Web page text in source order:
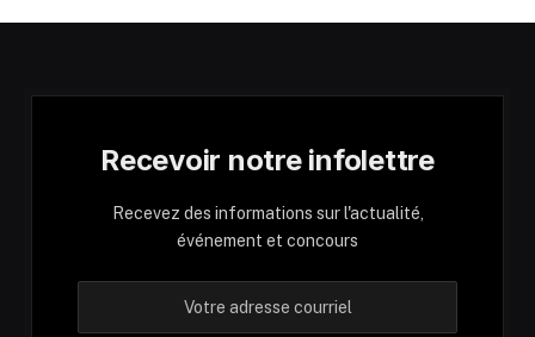
Recevoir notre infolettre
Recevez des informations sur l'actualité,
événement et concours